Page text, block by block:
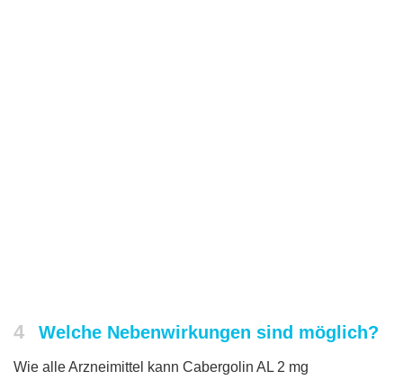
4 Welche Nebenwirkungen sind möglich?
Wie alle Arzneimittel kann Cabergolin AL 2 mg